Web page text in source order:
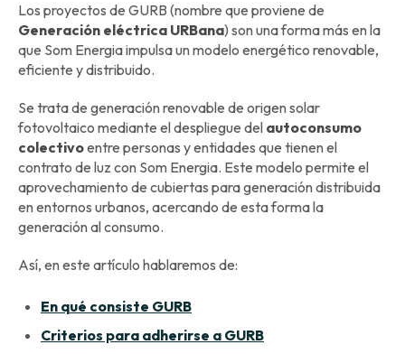
Los proyectos de GURB (nombre que proviene de
Generación eléctrica URBana) son una forma más en la
que Som Energia impulsa un modelo energético renovable,
eficiente y distribuido.
Se trata de generación renovable de origen solar
fotovoltaico mediante el despliegue del autoconsumo
colectivoentre personas y entidades que tienen el
contrato de luz con Som Energia. Este modelo permite el
aprovechamiento de cubiertas para generación distribuida
en entornos urbanos, acercando de esta forma la
generación al consumo.
Así, en este artículo hablaremos de:
En qué consiste GURB
Criterios para adherirse a GURB